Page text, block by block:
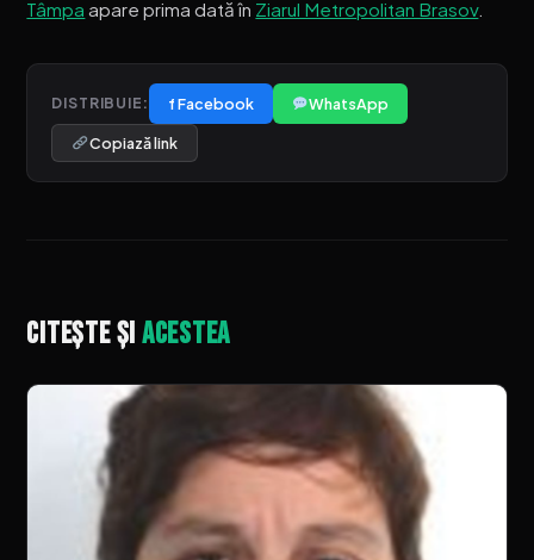
Tâmpa apare prima dată în Ziarul Metropolitan Brasov.
DISTRIBUIE: f Facebook WhatsApp
Copiază link
Citește șiacestea